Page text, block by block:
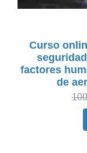
Curso
factores
de